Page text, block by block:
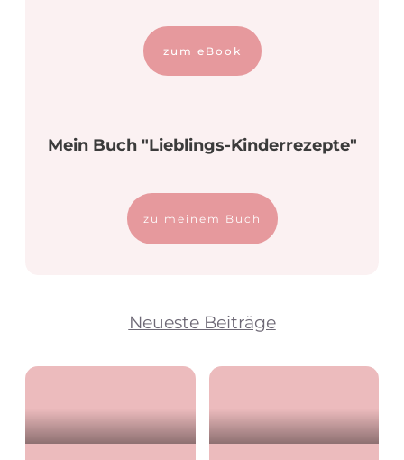
zum eBook
Mein Buch "Lieblings-Kinderrezepte"
zu meinem Buch
Neueste Beiträge